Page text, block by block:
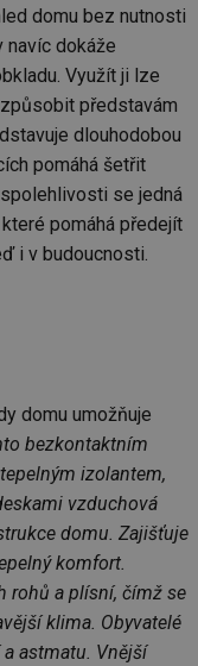
domu bez nutnosti
navíc dokáže
Využít ji lze
představám
dlouhodobou
pomáhá šetřit
se jedná
pomáhá předejít
i v budoucnosti.
domu umožňuje
bezkontaktním
izolantem,
vzduchová
domu. Zajišťuje
komfort.
rohů a plísní, čímž se
klima. Obyvatelé
astmatu. Vnější